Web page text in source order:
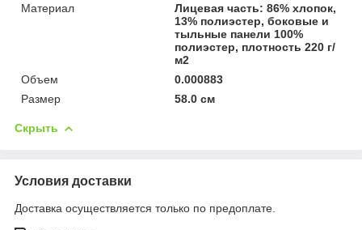
Материал
Лицевая часть: 86% хлопок,
13% полиэстер, боковые и
тыльные панели 100%
полиэстер, плотность 220 г/
м2
Объем
0.000883
Размер
58.0 см
Скрыть
Условия доставки
Доставка осуществляется только по предоплате.